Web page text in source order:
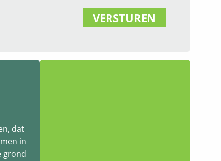
VERSTUREN
dat
in
grond